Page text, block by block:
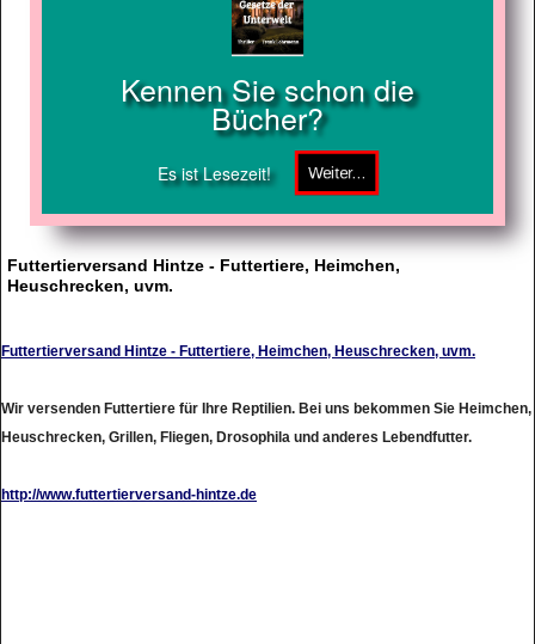
Kennen Sie schon die
Bücher?
Es ist Lesezeit!
Futtertierversand Hintze - Futtertiere, Heimchen,
Heuschrecken, uvm.
Futtertierversand Hintze - Futtertiere, Heimchen, Heuschrecken, uvm.
Wir versenden Futtertiere für Ihre Reptilien. Bei uns bekommen Sie Heimchen,
Heuschrecken, Grillen, Fliegen, Drosophila und anderes Lebendfutter.
http://www.futtertierversand-hintze.de